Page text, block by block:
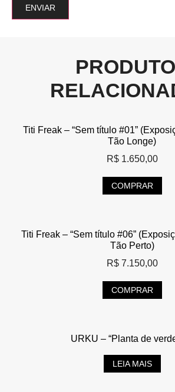
Titi Freak – “Sem título #01”
Tão Longe)
R$1.650,00
COMPRAR
Titi Freak – “Sem título #06”
Tão Perto)
R$7.150,00
COMPRAR
URKU – “Planta de
LEIA MAIS